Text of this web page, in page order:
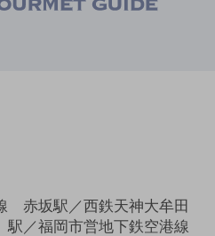
赤坂駅／西鉄天神大牟田
／福岡市営地下鉄空港線